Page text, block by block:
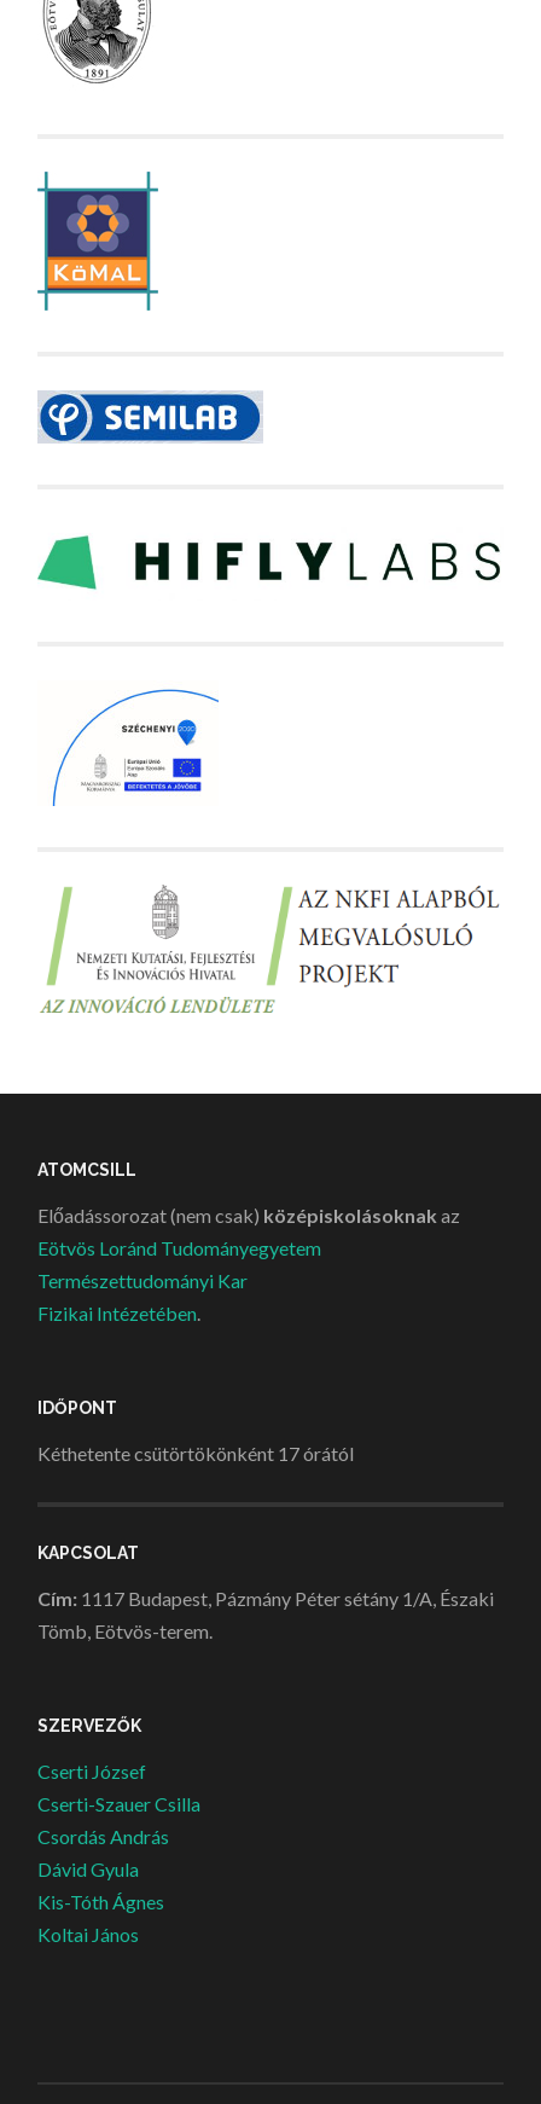
ATOMCSILL
Előadássorozat (nem csak) középiskolásoknak az
Eötvös Loránd Tudományegyetem
Természettudományi Kar
Fizikai Intézetében
IDŐPONT
Kéthetente csütörtökönként 17 órától
KAPCSOLAT
Cím: 1117 Budapest, Pázmány Péter sétány 1/A, Északi
Tömb, Eötvös-terem.
SZERVEZŐK
Cserti József
Cserti-Szauer Csilla
Csordás András
Dávid Gyula
Kis-Tóth Ágnes
Koltai János